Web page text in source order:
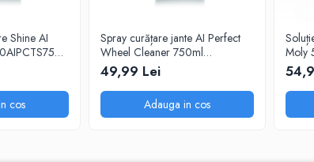
Shine AI
cos
Spray curățare jante AI Perfect
Wheel Cleaner 750ml
(100AIPCWC750) –
îndepărtează praful de frână
49,99 Lei
Adauga in cos
Moly